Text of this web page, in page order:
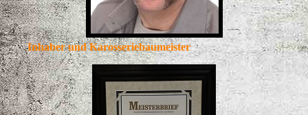
Inhaber und Karosseriebaumeister